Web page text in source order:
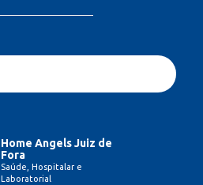
Home Angels Juiz de
Fora
Saúde, Hospitalar e
Laboratorial